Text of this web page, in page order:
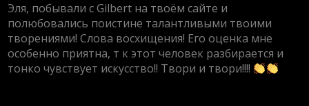
Эля, побывали с Gilbert на твоём сайте и
полюбовались поистине талантливыми твоими
творениями! Слова восхищения! Его оценка мне
особенно приятна, т к этот человек разбирается и
тонко чувствует искусство!! Твори и твори!!!!